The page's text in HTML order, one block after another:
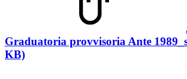
Graduatoria provvisoria Ante
KB)